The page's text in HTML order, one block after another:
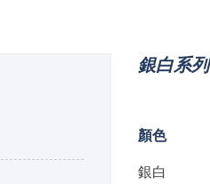
銀白系列
顏色
銀白